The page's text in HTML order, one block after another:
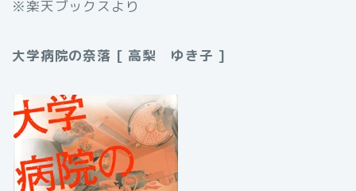
※楽天ブックスより
大学病院の奈落 [ 高梨 ゆき子 ]